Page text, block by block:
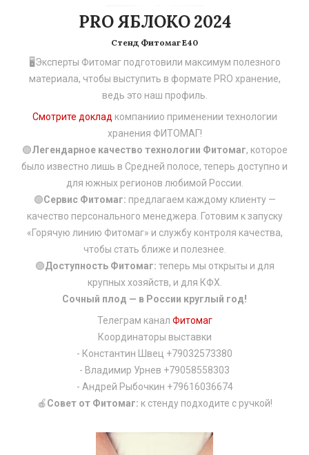
PRO ЯБЛОКО 2024
Стенд Фитомаг Е40
🖥Эксперты Фитомаг подготовили максимум полезного
материала, чтобы выступить в формате PRO хранение,
ведь это наш профиль.
Смотрите доклад компаниио применении технологии
хранения ФИТОМАГ!
🟢Легендарное качество технологии Фитомаг, которое
было известно лишь в Средней полосе, теперь доступно и
для южных регионов любимой России.
🟢Сервис Фитомаг: предлагаем каждому клиенту —
качество персонального менеджера. Готовим к запуску
«Горячую линию Фитомаг» и службу контроля качества,
чтобы стать ближе и полезнее.
🟢Доступность Фитомаг: теперь мы открыты и для
крупных хозяйств, и для КФХ.
Сочный плод — в России круглый год!
Телеграм канал Фитомаг
Координаторы выставки
- Константин Швец +79032573380
- Владимир Урнев +79058558303
- Андрей Рыбочкин +79616036674
🍎Совет от Фитомаг: к стенду подходите с ручкой!